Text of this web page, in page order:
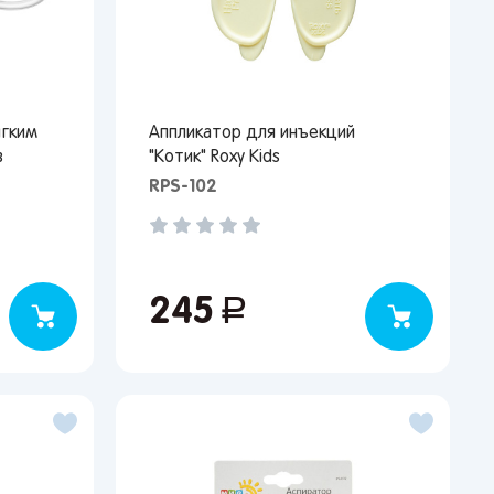
Аппликатор для инъекций
"Котик" Roxy Kids
RPS-102
245руб.